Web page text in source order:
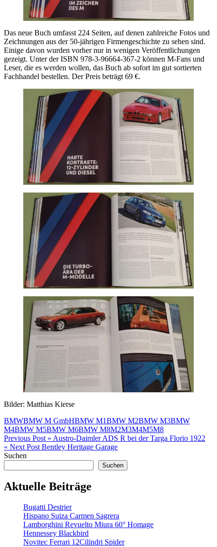
Das neue Buch umfasst 224 Seiten, auf denen zahlreiche Fotos und
Zeichnungen aus der 50-jährigen Firmengeschichte zu sehen sind.
Einige davon wurden vorher nur in wenigen Veröffentlichungen
gezeigt. Unter der ISBN 978-3-96664-367-2 können M-Fans und
Leser, die es werden wollen, das Buch ab sofort im gut sortierten
Fachhandel bestellen. Der Preis beträgt 69 €.
Bilder: Matthias Kierse
BMWBMW M GmbHBMW M1BMW M2BMW M3BMW
M4BMW M5BMW M6BMW M8M2M3M4M5M8
Beitragsnavigation
Previous Post » Austro-Daimler ADS R bei der Targa Florio 1922
« Next Post Bentley Heritage Garage
Suchen
Suchen
Aktuelle Beiträge
Bugatti Destrier
Hispano Suiza Carmen Sagrera
Lamborghini Revuelto Miura 60° Homage
Hennessey Blackbird
Novitec Ferrari 12Cilindri Spider